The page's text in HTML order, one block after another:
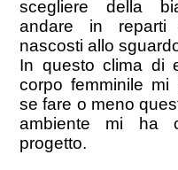
scegliere della
andare in reparti
nascosti allo
In questo clima di
corpo femminile
se fare o meno
ambiente mi ha
progetto.